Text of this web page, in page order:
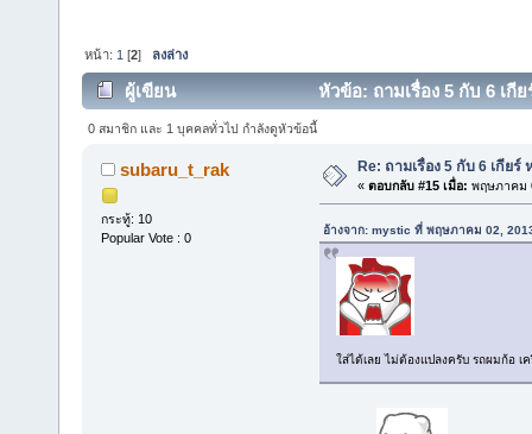
หน้า: 1 [2] ลงล่าง
ผู้เขียน หัวข้อ: ถามเรื่อง 5 กับ 6 เกี
0 สมาชิก และ 1 บุคคลทั่วไป กำลังดูหัวข้อนี้
subaru_t_rak
กระทู้: 10
Popular Vote : 0
Re: ถามเรื่อง 5 กับ 6 เกียร์
« ตอบกลับ #15 เมื่อ: พฤษภาคม
อ้างจาก: mystic ที่ พฤษภาคม 02,
ใส่ได้เลย ไม่ต้องแปลงครับ รถผมก้อ เ